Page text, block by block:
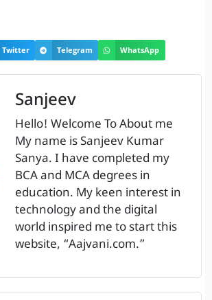
Twitter Telegram WhatsApp
Sanjeev
Hello! Welcome To About me
My name is Sanjeev Kumar
Sanya. I have completed my
BCA and MCA degrees in
education. My keen interest in
technology and the digital
world inspired me to start this
website, “Aajvani.com.”